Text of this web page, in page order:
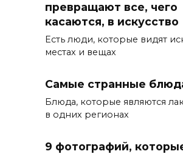
превращают все, чего
касаются, в искусство
Есть люди, которые видят
местах и ​​вещах
Самые странные
Блюда, которые являются
в одних регионах
9 фотографий,